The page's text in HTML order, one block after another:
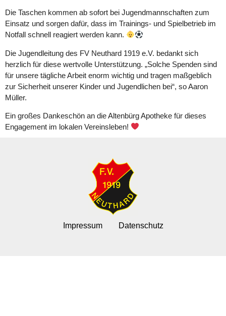
Die Taschen kommen ab sofort bei Jugendmannschaften zum
Einsatz und sorgen dafür, dass im Trainings- und Spielbetrieb im
Notfall schnell reagiert werden kann.
Die Jugendleitung des FV Neuthard 1919 e.V. bedankt sich
herzlich für diese wertvolle Unterstützung. „Solche Spenden sind
für unsere tägliche Arbeit enorm wichtig und tragen maßgeblich
zur Sicherheit unserer Kinder und Jugendlichen bei“, so Aaron
Müller.
Ein großes Dankeschön an die Altenbürg Apotheke für dieses
Engagement im lokalen Vereinsleben!
Impressum Datenschutz